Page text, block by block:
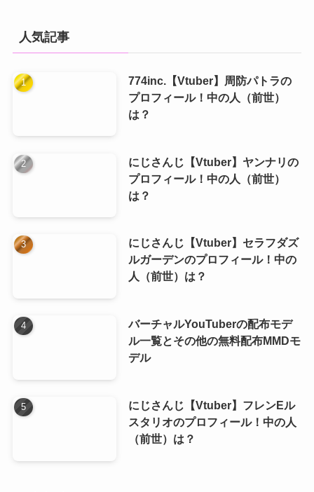
ー
人気記事
774inc.【Vtuber】周防パトラの
プロフィール！中の人（前世）
は？
にじさんじ【Vtuber】ヤンナリの
プロフィール！中の人（前世）
は？
にじさんじ【Vtuber】セラフダズ
ルガーデンのプロフィール！中の
人（前世）は？
バーチャルYouTuberの配布モデ
ル一覧とその他の無料配布MMDモ
デル
にじさんじ【Vtuber】フレンEル
スタリオのプロフィール！中の人
（前世）は？